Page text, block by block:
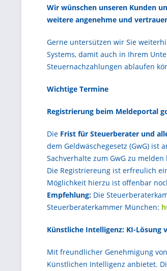
Wir wünschen unseren Kunden
weitere angenehme und
Gerne untersützen wir Sie
Systems, damit auch in Ihrem
Steuernachzahlungen ablaufen
Wichtige Termine
Registrierung beim Meldeportal
Die Frist für Steuerberater und
dem Geldwäschegesetz (GwG) ist
Sachverhalte zum GwG zu melden
Die Registriereung ist erfreulich
Möglichkeit hierzu ist offenbar
Empfehlung: Die
Steuerberaterkammer München:
Künstliche Intelligenz: KI-Lösung
Mit freundlicher Genehmigung
Künstlichen Intelligenz anbietet.